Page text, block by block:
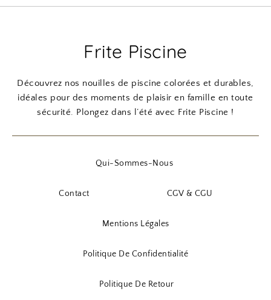
Frite Piscine
Découvrez nos nouilles de piscine colorées et durables,
idéales pour des moments de plaisir en famille en toute
sécurité. Plongez dans l’été avec Frite Piscine !
Qui-Sommes-Nous
Contact CGV & CGU
Mentions Légales
Politique De Confidentialité
Politique De Retour